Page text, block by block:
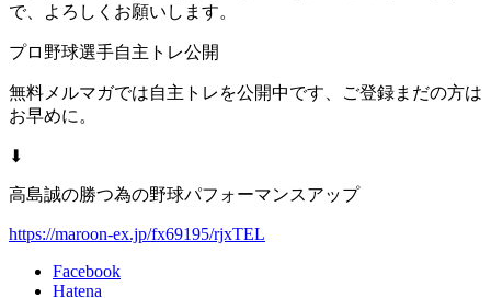
で、よろしくお願いします。
プロ野球選手自主トレ公開
無料メルマガでは自主トレを公開中です、ご登録まだの方は
お早めに。
⬇︎
高島誠の勝つ為の野球パフォーマンスアップ
https://maroon-ex.jp/fx69195/rjxTEL
Facebook
Hatena